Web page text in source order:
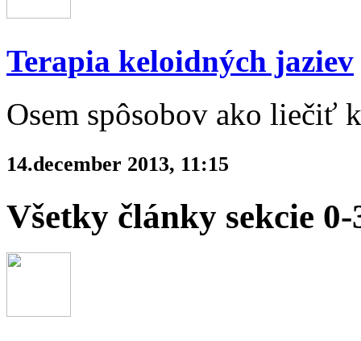
Terapia keloidných jaziev
Osem spôsobov ako liečiť
14.december 2013, 11:15
Všetky články sekcie